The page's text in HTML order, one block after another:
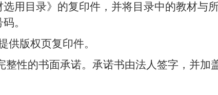
用目录》的复印件，并将目录中的教材与
。
供版权页复印件。
整性的书面承诺。承诺书由法人签字，并加